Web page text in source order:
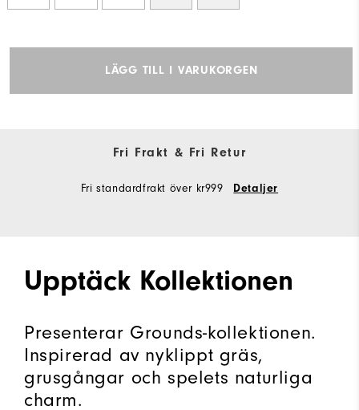
LÄGG TILL I VARUKORGEN
Fri Frakt & Fri Retur
Fri standardfrakt över kr999 Detaljer
Upptäck Kollektionen
Presenterar Grounds-kollektionen.
Inspirerad av nyklippt gräs,
grusgångar och spelets naturliga
charm.